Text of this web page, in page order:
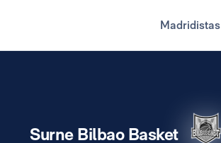
Madridistas
Surne Bilbao Basket